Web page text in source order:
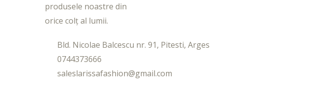
produsele noastre din
orice colț al lumii.
Bld. Nicolae Balcescu nr. 91, Pitesti, Arges
0744373666
saleslarissafashion@gmail.com